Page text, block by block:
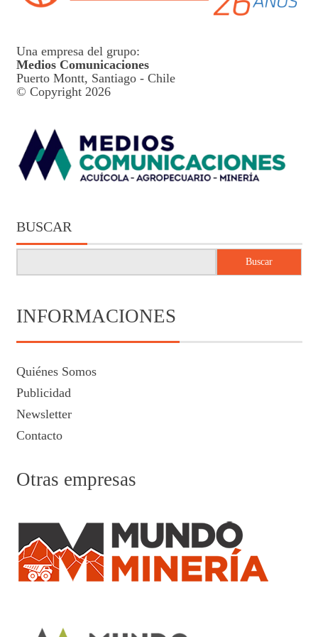
Una empresa del grupo:
Medios Comunicaciones
Puerto Montt, Santiago - Chile
© Copyright 2026
BUSCAR
Buscar
INFORMACIONES
Quiénes Somos
Publicidad
Newsletter
Contacto
Otras empresas